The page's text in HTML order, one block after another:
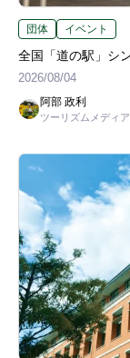
団体 イベント
全国「道の駅」シ
2026/08/04
阿部 政利
ツーリズムメディ